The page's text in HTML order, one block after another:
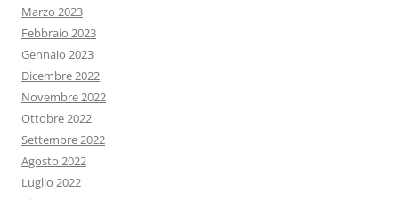
Marzo 2023
Febbraio 2023
Gennaio 2023
Dicembre 2022
Novembre 2022
Ottobre 2022
Settembre 2022
Agosto 2022
Luglio 2022